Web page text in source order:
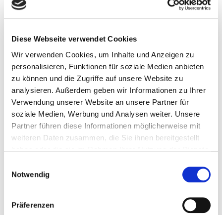
Diese Webseite verwendet Cookies
Wir verwenden Cookies, um Inhalte und Anzeigen zu
personalisieren, Funktionen für soziale Medien anbieten
zu können und die Zugriffe auf unsere Website zu
analysieren. Außerdem geben wir Informationen zu Ihrer
Verwendung unserer Website an unsere Partner für
soziale Medien, Werbung und Analysen weiter. Unsere
Partner führen diese Informationen möglicherweise mit
weiteren Daten zusammen, die Sie ihnen bereitgestellt
Notwendig
Präferenzen
Ihre Aufgaben:
Bedienen und Überwachen von
automatisierten Fertigungsanlagen in der
Bremsscheibenfertigung
Vorbereitung der Arbeitsplätze sowie
Einstelltätigkeiten nach Anweisung